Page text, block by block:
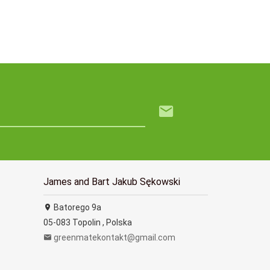
James and Bart Jakub Sękowski
Batorego 9a
05-083 Topolin , Polska
greenmatekontakt@gmail.com